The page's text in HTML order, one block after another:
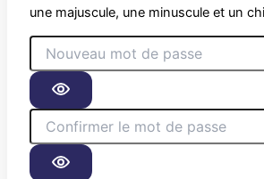
une majuscule, une minuscule et un